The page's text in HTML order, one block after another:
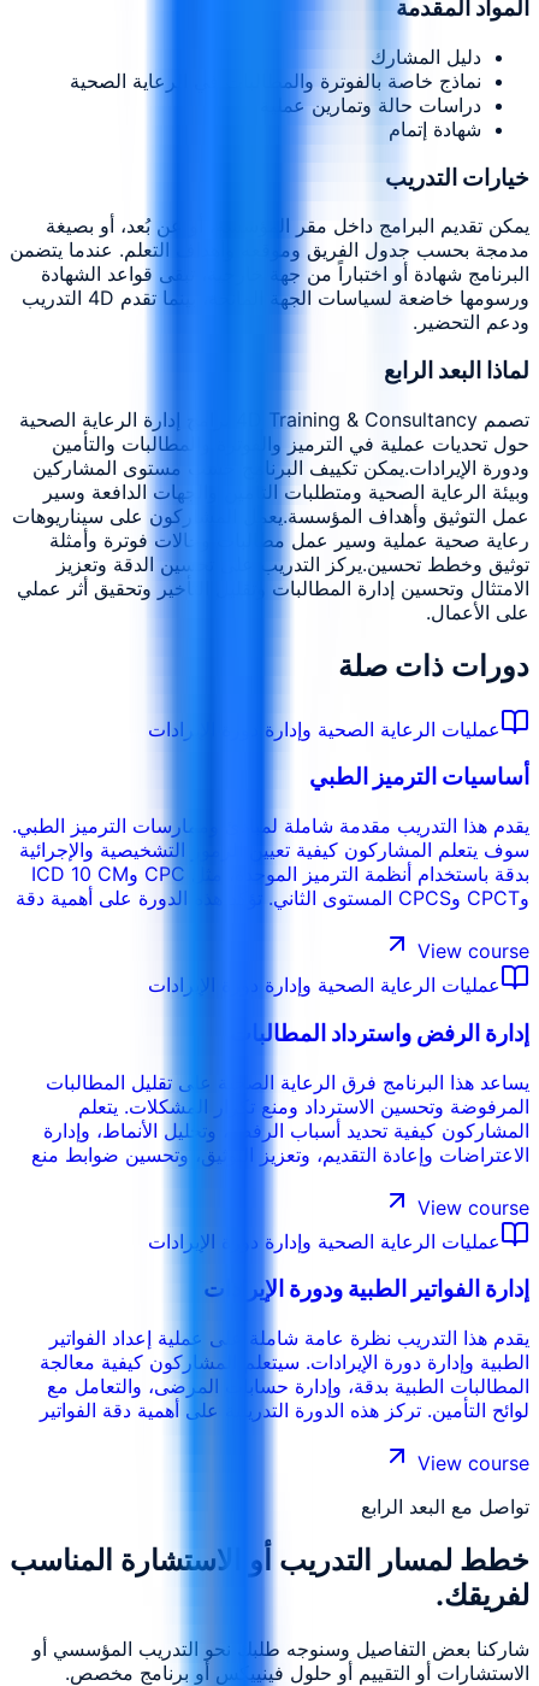
المواد المقدمة
دليل المشارك
نماذج خاصة بالفوترة والمطالبات في الرعاية الصحية
دراسات حالة وتمارين عملية
شهادة إتمام
خيارات التدريب
يمكن تقديم البرامج داخل مقر المؤسسة، أو عن بُعد، أو بصيغة
مدمجة بحسب جدول الفريق وموقعه وأهداف التعلم. عندما يتضمن
البرنامج شهادة أو اختباراً من جهة خارجية، تبقى قواعد الشهادة
ورسومها خاضعة لسياسات الجهة المانحة، بينما تقدم 4D التدريب
ودعم التحضير.
لماذا البعد الرابع
تصمم 4D Training & Consultancy برامج إدارة الرعاية الصحية
حول تحديات عملية في الترميز والفوترة والمطالبات والتأمين
ودورة الإيرادات.يمكن تكييف البرنامج حسب مستوى المشاركين
وبيئة الرعاية الصحية ومتطلبات التأمين والجهات الدافعة وسير
عمل التوثيق وأهداف المؤسسة.يعمل المشاركون على سيناريوهات
رعاية صحية عملية وسير عمل مطالبات وحالات فوترة وأمثلة
توثيق وخطط تحسين.يركز التدريب على تحسين الدقة وتعزيز
الامتثال وتحسين إدارة المطالبات وتقليل التأخير وتحقيق أثر عملي
على الأعمال.
دورات ذات صلة
عمليات الرعاية الصحية وإدارة دورة الإيرادات
أساسيات الترميز الطبي
يقدم هذا التدريب مقدمة شاملة لمبادئ وممارسات الترميز الطبي.
سوف يتعلم المشاركون كيفية تعيين الرموز التشخيصية والإجرائية
بدقة باستخدام أنظمة الترميز الموحدة، مثل CPC وICD 10 CM
وCPCT وCPCS المستوى الثاني. تؤكد هذه الدورة على أهمية دقة
الطبية. لمحة عامة عن الترميز الطبي ودوره في الرعاية الصحية
مقدمة عن هيكلية ومتطلبات اختبار CPC (المبرمج المحترف
المعتمد).
View course
عمليات الرعاية الصحية وإدارة دورة الإيرادات
إدارة الرفض واسترداد المطالبات
يساعد هذا البرنامج فرق الرعاية الصحية على تقليل المطالبات
المرفوضة وتحسين الاسترداد ومنع تكرار المشكلات. يتعلم
المشاركون كيفية تحديد أسباب الرفض، وتحليل الأنماط، وإدارة
الاعتراضات وإعادة التقديم، وتعزيز التوثيق، وتحسين ضوابط منع
View course
عمليات الرعاية الصحية وإدارة دورة الإيرادات
إدارة الفواتير الطبية ودورة الإيرادات
يقدم هذا التدريب نظرة عامة شاملة على عملية إعداد الفواتير
الطبية وإدارة دورة الإيرادات. سيتعلم المشاركون كيفية معالجة
المطالبات الطبية بدقة، وإدارة حسابات المرضى، والتعامل مع
لوائح التأمين. تركز هذه الدورة التدريبية على أهمية دقة الفواتير
بفعالية.
View course
تواصل مع البعد الرابع
خطط لمسار التدريب أو الاستشارة المناسب
لفريقك.
شاركنا بعض التفاصيل وسنوجه طلبك نحو التدريب المؤسسي أو
الاستشارات أو التقييم أو حلول فينييكس أو برنامج مخصص.